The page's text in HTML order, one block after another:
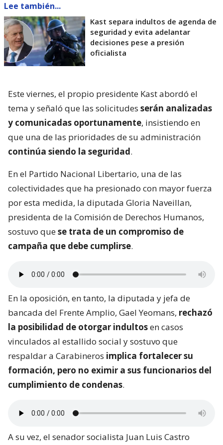
Lee también...
Kast separa indultos de agenda de
seguridad y evita adelantar
decisiones pese a presión
oficialista
Este viernes, el propio presidente Kast abordó el
tema y señaló que las solicitudes serán analizadas
y comunicadas oportunamente, insistiendo en
que una de las prioridades de su administración
continúa siendo la seguridad.
En el Partido Nacional Libertario, una de las
colectividades que ha presionado con mayor fuerza
por esta medida, la diputada Gloria Naveillan,
presidenta de la Comisión de Derechos Humanos,
sostuvo quese trata de un compromiso de
campaña que debe cumplirse.
En la oposición, en tanto, la diputada y jefa de
bancada del Frente Amplio, Gael Yeomans, rechazó
la posibilidad de otorgar indultosen casos
vinculados al estallido social y sostuvo que
respaldar a Carabineros implica fortalecer su
formación, pero no eximir a sus funcionarios del
cumplimiento de condenas.
A su vez, el senador socialista Juan Luis Castro